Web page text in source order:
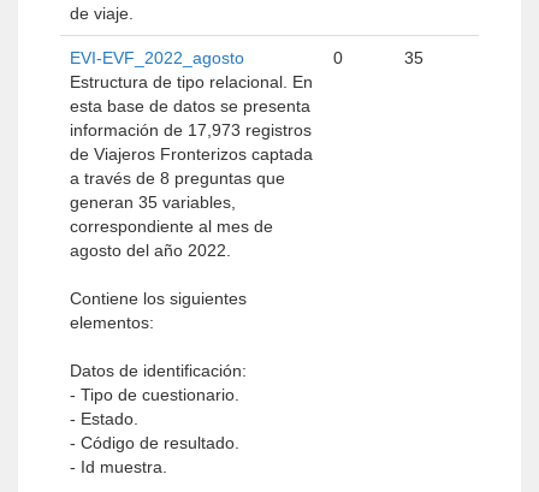
de viaje.
EVI-EVF_2022_agosto
Estructura de tipo relacional. En
esta base de datos se presenta
información de 17,973 registros
de Viajeros Fronterizos captada
a través de 8 preguntas que
generan 35 variables,
correspondiente al mes de
agosto del año 2022.
Contiene los siguientes
elementos:
Datos de identificación:
- Tipo de cuestionario.
- Estado.
- Código de resultado.
- Id muestra.
0 35